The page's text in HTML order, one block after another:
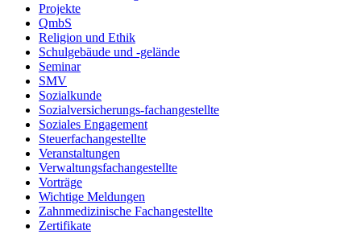
Projekte
QmbS
Religion und Ethik
Schulgebäude und -gelände
Seminar
SMV
Sozialkunde
Sozialversicherungs-fachangestellte
Soziales Engagement
Steuerfachangestellte
Veranstaltungen
Verwaltungsfachangestellte
Vorträge
Wichtige Meldungen
Zahnmedizinische Fachangestellte
Zertifikate